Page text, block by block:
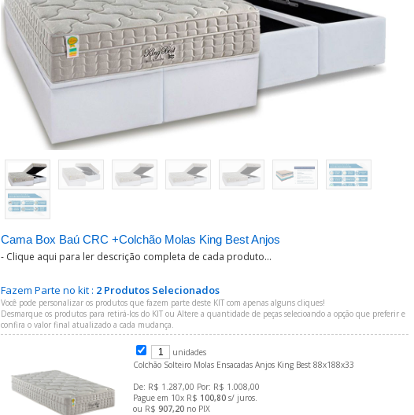
Cama Box Baú CRC +Colchão Molas King Best Anjos
- Clique aqui para ler descrição completa de cada produto...
Fazem Parte no kit : 2 Produtos Selecionados
Você pode personalizar os produtos que fazem parte deste KIT com apenas alguns cliques!
Desmarque os produtos para retirá-los do KIT ou Altere a quantidade de peças selecioando a opção que preferir e
confira o valor final atualizado a cada mudança.
unidades
Colchão Solteiro Molas Ensacadas Anjos King Best 88x188x33
De: R$ 1.287,00 Por: R$ 1.008,00
Pague em 10x R$ 100,80 s/ juros.
ou R$ 907,20 no PIX